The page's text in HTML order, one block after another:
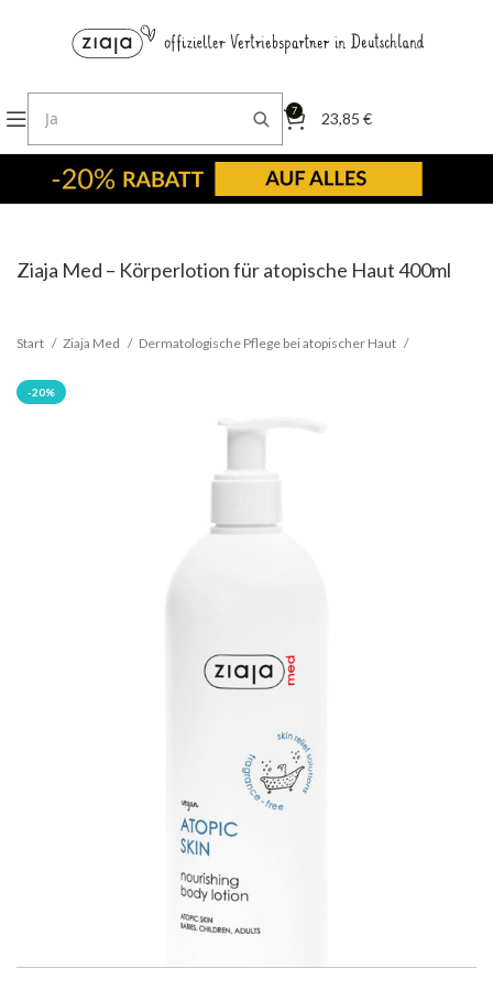
7 23,85 €
Ziaja Med – Körperlotion für atopische Haut 400ml
Start Ziaja Med Dermatologische Pflege bei atopischer Haut
-20%